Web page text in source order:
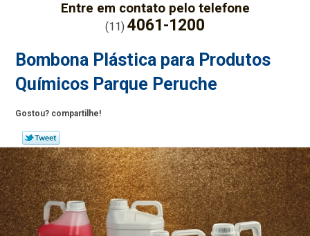
Entre em contato pelo telefone
(11) 4061-1200
Bombona Plástica para Produtos
Químicos Parque Peruche
Gostou? compartilhe!